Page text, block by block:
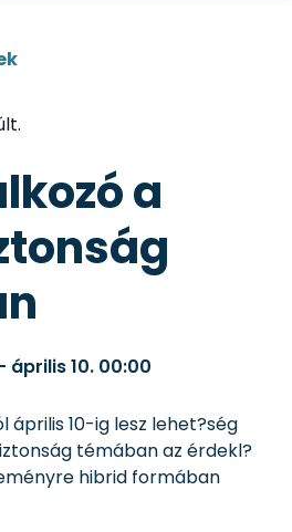
a
április 10. 00:00
április 10-ig lesz lehet?ség
témában az érdekl?
hibrid formában